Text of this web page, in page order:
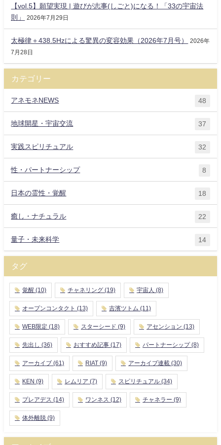
【vol.5】願望実現 | 遊びが志事(しごと)になる！「33の宇宙法
則」
2026年7月29日
太極律＋438.5Hzによる驚異の変容効果（2026年7月号）
2026年
7月28日
カテゴリー
アネモネNEWS 48
地球開星・宇宙交流 37
実践スピリチュアル 32
性・パートナーシップ 8
日本の霊性・覚醒 18
癒し・ナチュラル 22
量子・未来科学 14
タグ
覚醒 (10) チャネリング (19) 宇宙人 (8)
オープンコンタクト (13) 吉濱ツトム (11)
WEB限定 (18) スターシード (9) アセンション (13)
先出し (36) おすすめ記事 (17) パートナーシップ (8)
アーカイブ (61) RIAT (9) アーカイブ連載 (30)
KEN (9) レムリア (7) スピリチュアル (34)
プレアデス (14) ワンネス (12) チャネラー (9)
体外離脱 (9)